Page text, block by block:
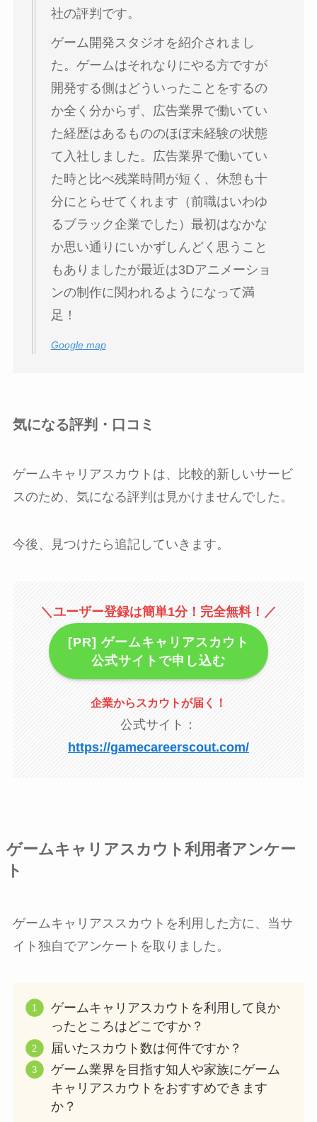
社の評判です。
ゲーム開発スタジオを紹介されまし
た。ゲームはそれなりにやる方ですが
開発する側はどういったことをするの
か全く分からず、広告業界で働いてい
た経歴はあるもののほぼ未経験の状態
て入社しました。広告業界で働いてい
た時と比べ残業時間が短く、休憩も十
分にとらせてくれます（前職はいわゆ
るブラック企業でした）最初はなかな
か思い通りにいかずしんどく思うこと
もありましたが最近は3Dアニメーショ
ンの制作に関われるようになって満
足！
Google map
気になる評判・口コミ
ゲームキャリアスカウトは、比較的新しいサービ
スのため、気になる評判は見かけませんでした。
今後、見つけたら追記していきます。
＼ユーザー登録は簡単1分！完全無料！／
[PR] ゲームキャリアスカウト
公式サイトで申し込む
企業からスカウトが届く ！
公式サイト：
https://gamecareerscout.com/
ゲームキャリアスカウト利用者アンケー
ト
ゲームキャリアススカウトを利用した方に、当サ
イト独自でアンケートを取りました。
ゲームキャリアスカウトを利用して良か
ったところはどこですか？
届いたスカウト数は何件ですか？
ゲーム業界を目指す知人や家族にゲーム
キャリアスカウトをおすすめできます
か？